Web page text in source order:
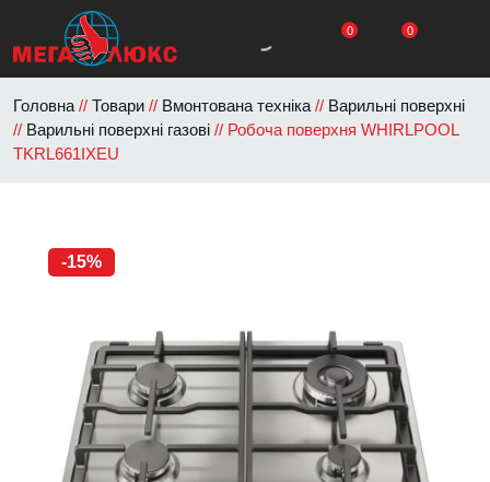
0 0
Головна // Товари // Вмонтована техніка // Варильні
поверхні // Варильні поверхні газові //Робоча поверхня
WHIRLPOOL TKRL661IXEU
-15%